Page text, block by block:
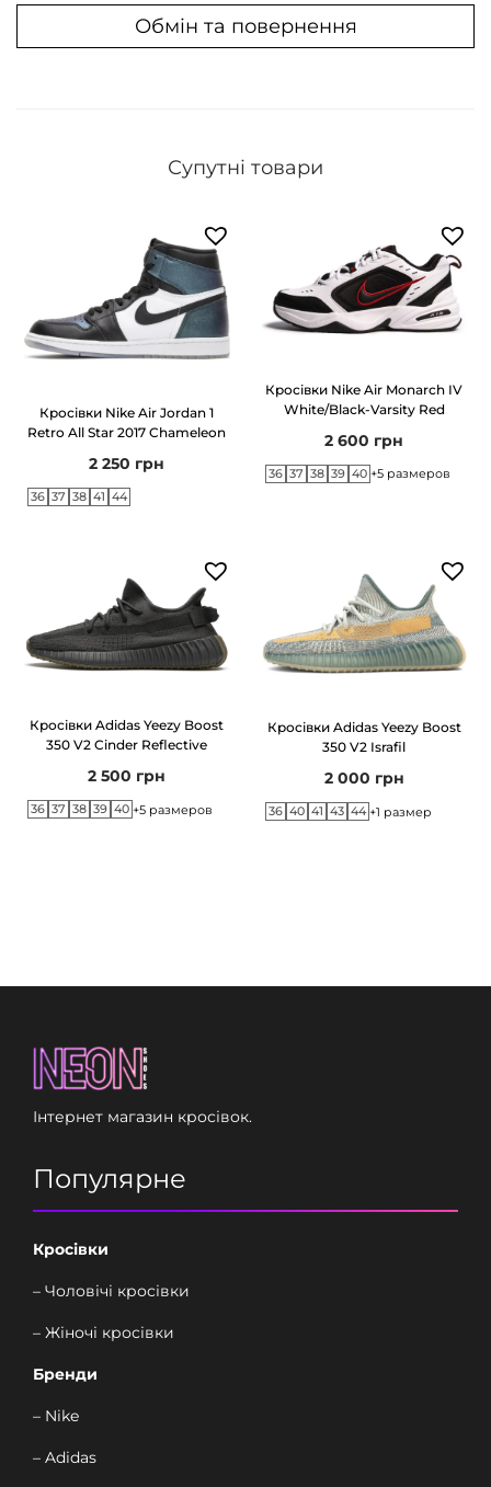
2
e
/
l
a
k
t
i
l
o
к
с
т
ь
Обмін та повернення
Супутні товари
Кросівки Nike Air Jordan 1
Retro All Star 2017 Chameleon
2 250 грн
36 37 38 41 44
Кросівки Nike Air Monarch IV
White/Black-Varsity Red
2 600 грн
36 37 38 39 40 +5 размеров
Кросівки Adidas Yeezy Boost
350 V2 Cinder Reflective
2 500 грн
36 37 38 39 40 +5 размеров
Кросівки Adidas Yeezy Boost
350 V2 Israfil
2 000 грн
36 40 41 43 44 +1 размер
Інтернет магазин кросівок.
Популярне
Кросівки
– Чоловічі кросівки
– Жіночі кросівки
Бренди
– Nike
– Adidas